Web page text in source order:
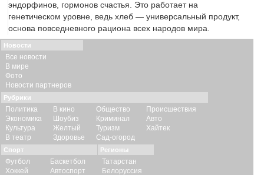
эндорфинов, гормонов счастья. Это работает на
генетическом уровне, ведь хлеб — универсальный продукт,
основа повседневного рациона всех народов мира.
Новости
Все новости
В мире
Фото
Новости партнеров
Рубрики
Политика
Экономика
Культура
В театр
В кино
Шоубиз
Желтый
Здоровье
Общество
Криминал
Туризм
Сад-огород
Происшествия
Авто
Хайтек
Спорт
Футбол
Хоккей
Баскетбол
Автоспорт
Регионы
Татарстан
Белоруссия